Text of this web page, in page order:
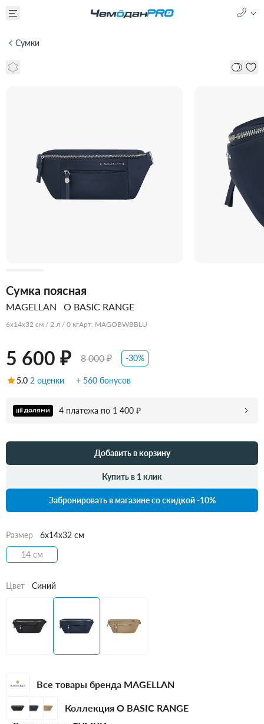
Сумки
Сумка поясная
MAGELLAN O BASIC RANGE
6x14x32 см / 2 л / 0 кгАрт. MAGOBWBBLU
5 600 ₽ 8 000 ₽ -30%
5.0 2 оценки + 560 бонусов
4 платежа по 1 400 ₽
Добавить в корзину
Купить в 1 клик
Забронировать в магазине со скидкой -10%
Размер
6x14x32 см
14 см
Цвет Синий
Все товары бренда MAGELLAN
Коллекция O BASIC RANGE